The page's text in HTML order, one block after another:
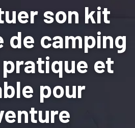
son kit
de camping
et
pour